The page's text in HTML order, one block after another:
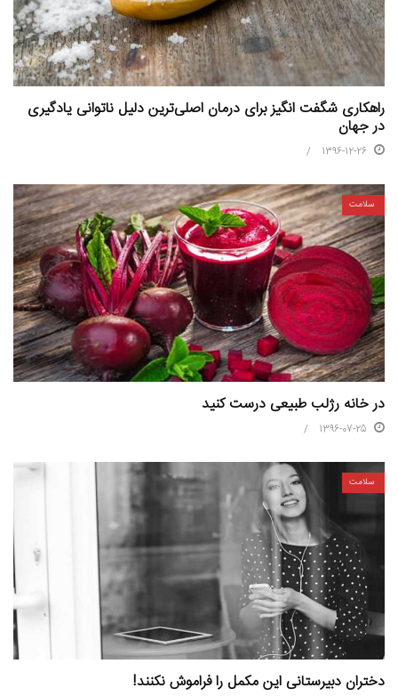
راهکاری شگفت انگیز برای درمان اصلی‌ترین دلیل ناتوانی یادگیری
در جهان
1396-12-26
سلامت
در خانه رژلب طبیعی درست کنید
1396-07-25
سلامت
دختران دبیرستانی این مکمل را فراموش نکنند!